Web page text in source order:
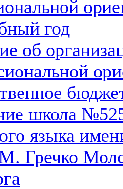
год
об
школа
языка
Гречко